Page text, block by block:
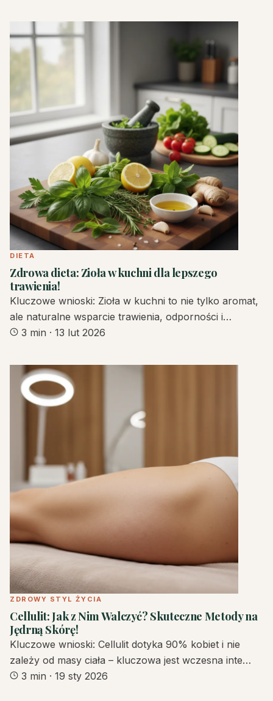
DIETA
Zdrowa dieta: Zioła w kuchni dla lepszego
trawienia!
Kluczowe wnioski: Zioła w kuchni to nie tylko aromat,
ale naturalne wsparcie trawienia, odporności i…
3 min · 13 lut 2026
ZDROWY STYL ŻYCIA
Cellulit: Jak z Nim Walczyć? Skuteczne Metody na
Jędrną Skórę!
Kluczowe wnioski: Cellulit dotyka 90% kobiet i nie
zależy od masy ciała – kluczowa jest wczesna inte…
3 min · 19 sty 2026